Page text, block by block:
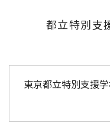
都立特別支
東京都立特別支援